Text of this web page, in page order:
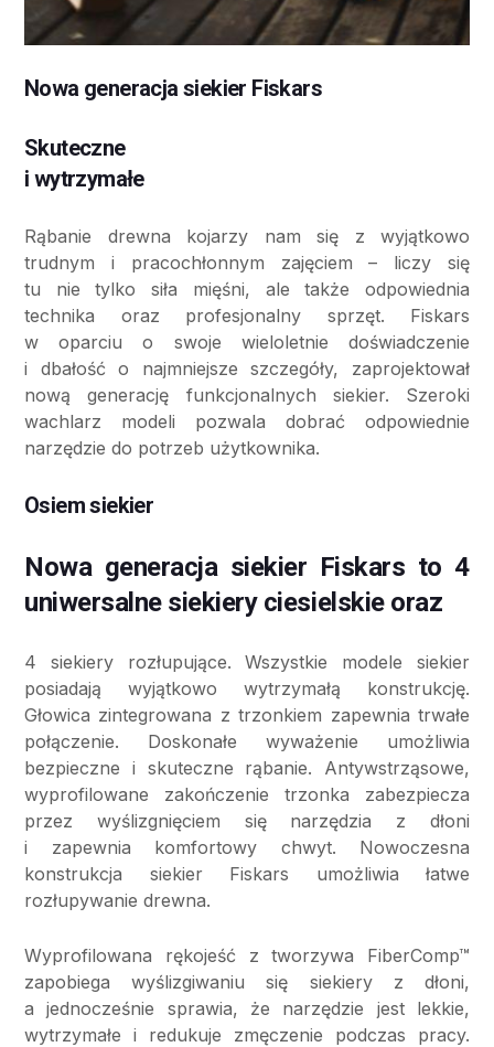
Nowa generacja siekier Fiskars
Skuteczne
i wytrzymałe
Rąbanie drewna kojarzy nam się z wyjątkowo
trudnym i pracochłonnym zajęciem – liczy się
tu nie tylko siła mięśni, ale także odpowiednia
technika oraz profesjonalny sprzęt. Fiskars
w oparciu o swoje wieloletnie doświadczenie
i dbałość o najmniejsze szczegóły, zaprojektował
nową generację funkcjonalnych siekier. Szeroki
wachlarz modeli pozwala dobrać odpowiednie
narzędzie do potrzeb użytkownika.
Osiem siekier
Nowa generacja siekier Fiskars to 4
uniwersalne siekiery ciesielskie oraz
4 siekiery rozłupujące. Wszystkie modele siekier
posiadają wyjątkowo wytrzymałą konstrukcję.
Głowica zintegrowana z trzonkiem zapewnia trwałe
połączenie. Doskonałe wyważenie umożliwia
bezpieczne i skuteczne rąbanie. Antywstrząsowe,
wyprofilowane zakończenie trzonka zabezpiecza
przez wyślizgnięciem się narzędzia z dłoni
i zapewnia komfortowy chwyt. Nowoczesna
konstrukcja siekier Fiskars umożliwia łatwe
rozłupywanie drewna.
Wyprofilowana rękojeść z tworzywa FiberComp™
zapobiega wyślizgiwaniu się siekiery z dłoni,
a jednocześnie sprawia, że narzędzie jest lekkie,
wytrzymałe i redukuje zmęczenie podczas pracy.